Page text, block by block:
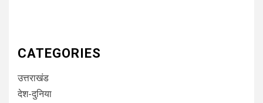
CATEGORIES
उत्तराखंड
देश-दुनिया